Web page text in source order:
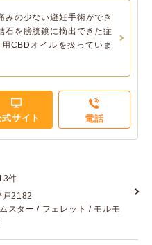
みの少ない避妊手術ができ
石を膀胱鏡に摘出できた症
CBDオイルを扱っていま
式サイト 電話
件
戸2182
スター / フェレット / モルモ